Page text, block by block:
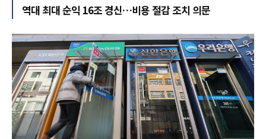
역대 최대 순익 16조 경신…비용 절감 조치 의문